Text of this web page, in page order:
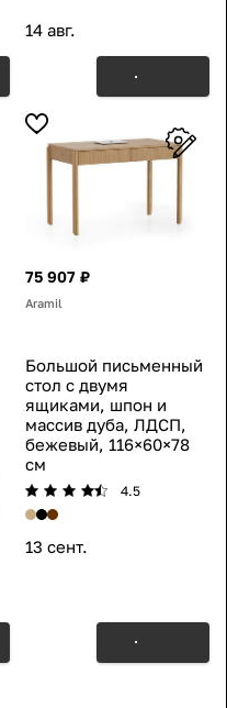
14 авг.
75 907 ₽
Aramil
Большой письменный
стол с двумя
ящиками, шпон и
массив дуба, ЛДСП,
бежевый, 116×60×78
см
4.5
13 сент.